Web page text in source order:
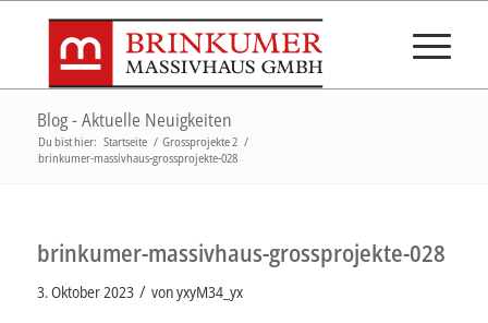
Blog - Aktuelle Neuigkeiten
Du bist hier: Startseite / Grossprojekte 2 /
brinkumer-massivhaus-grossprojekte-028
brinkumer-massivhaus-grossprojekte-028
3. Oktober 2023 / vonyxyM34_yx